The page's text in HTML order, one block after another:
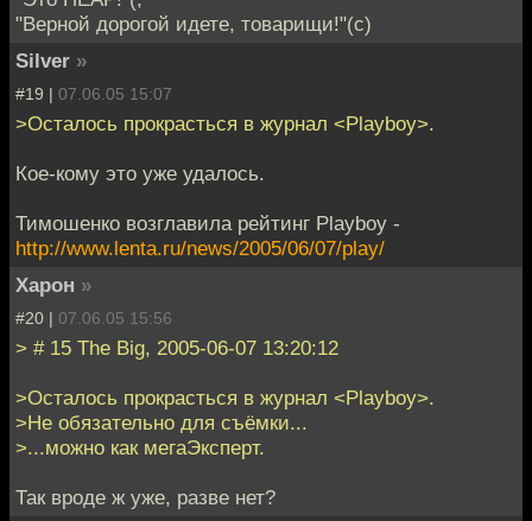
"Верной дорогой идете, товарищи!"(с)
Silver »
#19 | 07.06.05 15:07
>Осталось прокрасться в журнал <Playboy>.
Кое-кому это уже удалось.
Тимошенко возглавила рейтинг Playboy -
http://www.lenta.ru/news/2005/06/07/play/
Харон »
#20 | 07.06.05 15:56
> # 15 The Big, 2005-06-07 13:20:12
>Осталось прокрасться в журнал <Playboy>.
>Не обязательно для съёмки...
>...можно как мегаЭксперт.
Так вроде ж уже, разве нет?